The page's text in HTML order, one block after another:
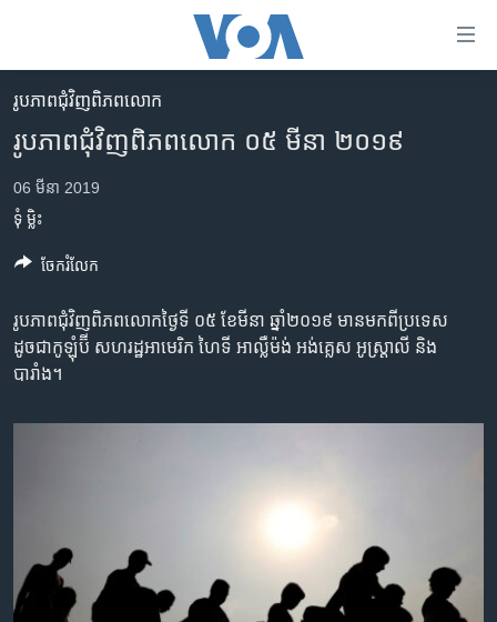
គេហទំព័រ​
រំលង​
និង​
ចូល​
ទៅ​​
ទំព័រ​
តែ​
ម្តង
រំលង​
ចូល​
ចូល​
កម្ពុជា
អន្តរជាតិ
អាមេរិក
ហេឡូវីអូអេ
កម្ពុជាច្នៃប្រតិដ្ឋ
ព្រឹត្តិការណ៍ព័ត៌មាន
បណ្តាញ​សង្គម
រូបភាព​ជុំ​វិញ​ពិភពលោក
រូបភាព​ជុំវិញ​ពិភពលោក ០៥ មីនា ២០១៩
06 មីនា 2019
ទុំ ម្លិះ
រូបភាព​ជុំវិញ​ពិភពលោកថ្ងៃទី ០៥ ខែ​មីនា ឆ្នាំ​២០១៩ មាន​មកពី​ប្រទេស​
ដូចជា​កូឡុំប៊ី សហរដ្ឋ​អាមេរិក ហៃទី អាល្លឺម៉ង់ អង់គ្លេស​ អូស្រ្តាលី​ និង​
បារាំង។
ចែករំលែក